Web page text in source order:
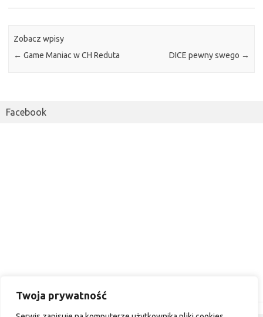
Twoja prywatność
Zobacz wpisy
← Game Maniac w CH Reduta DICE pewny swego →
Facebook